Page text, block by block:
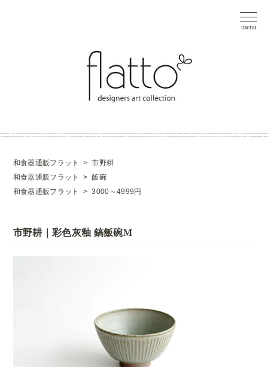
和食器通販フラット >市野耕
和食器通販フラット
>飯碗
和食器通販フラット
>3000～4999円
市野耕｜彩色灰釉 鎬飯碗M